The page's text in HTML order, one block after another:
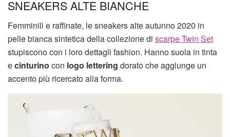
SNEAKERS ALTE BIANCHE
Femminili e raffinate, le sneakers alte autunno 2020 in
pelle bianca sintetica della collezione di scarpe Twin Set
stupiscono con i loro dettagli fashion. Hanno suola in tinta
ecinturino con logo lettering dorato che aggiunge un
accento più ricercato alla forma.